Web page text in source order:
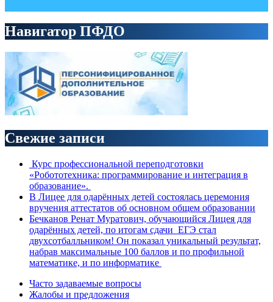
Навигатор ПФДО
Свежие записи
Курс профессиональной переподготовки
«Робототехника: программирование и интеграция в
образование».
В Лицее для одарённых детей состоялась церемония
вручения аттестатов об основном общем образовании
Бечканов Ренат Муратович, обучающийся Лицея для
одарённых детей, по итогам сдачи ЕГЭ стал
двухсотбалльником! Он показал уникальный результат,
набрав максимальные 100 баллов и по профильной
математике, и по информатике
Часто задаваемые вопросы
Жалобы и предложения